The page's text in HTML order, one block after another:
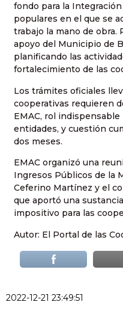
fondo para la
populares en el que se
trabajo la mano de obra.
apoyo del Municipio de
planificando las
fortalecimiento de las
Los trámites oficiales
cooperativas requieren
EMAC, rol
entidades, y cuestión
dos meses.
EMAC organizó una
Ingresos Públicos de la
Ceferino Martínez y el
que aportó una
impositivo para las
Autor: El Portal de las
2022-12-21 23:49:51